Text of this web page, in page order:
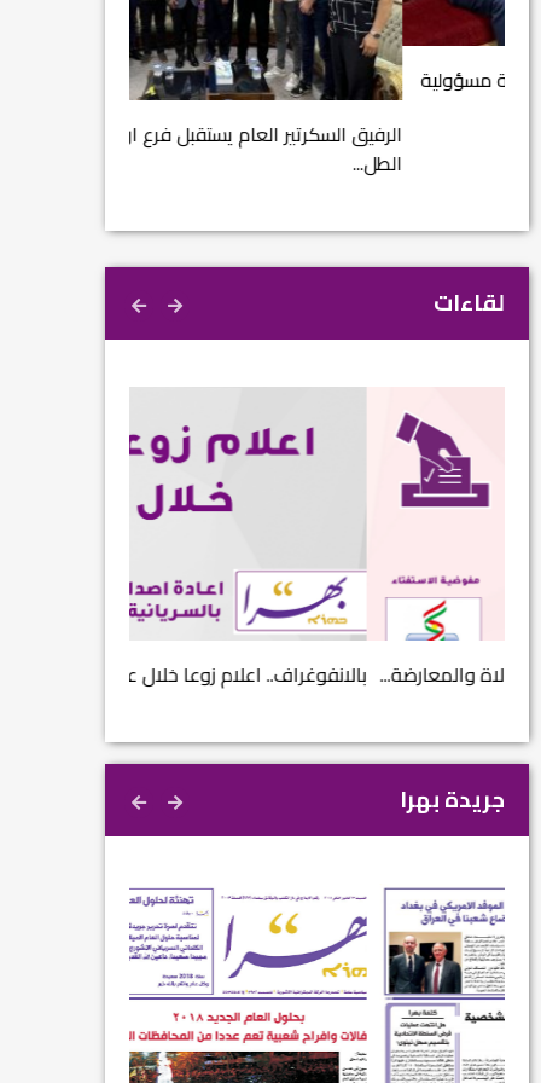
الرفيق السكرتير العام يستقبل فرع اربيل لاتحاد
لقاءات
بالانفوغراف.. اعلام زوعا خلال عام 2017...
جريدة بهرا